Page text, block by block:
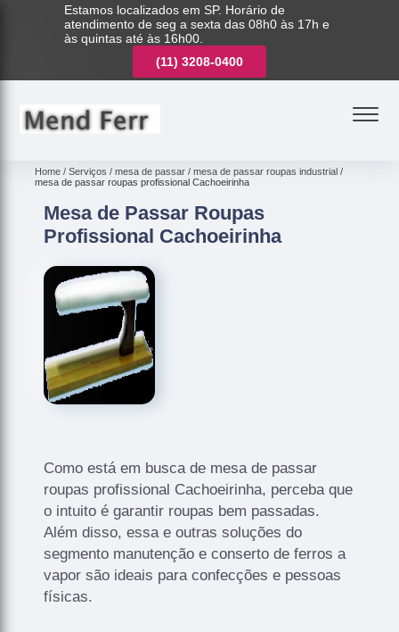
Estamos localizados em SP. Horário de
atendimento de seg a sexta das 08h0 às 17h e
às quintas até às 16h00.
(11) 3208-0400
Home Serviços mesa de passar
mesa de passar roupas industrial
mesa de passar roupas profissional Cachoeirinha
Mesa de Passar Roupas
Profissional Cachoeirinha
Como está em busca de mesa de passar
roupas profissional Cachoeirinha, perceba que
o intuito é garantir roupas bem passadas.
Além disso, essa e outras soluções do
segmento manutenção e conserto de ferros a
vapor são ideais para confecções e pessoas
físicas.